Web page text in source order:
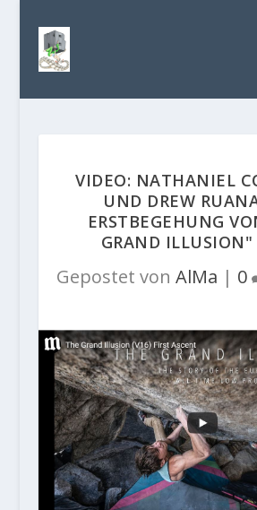
VIDEO: NATHANIEL
UND DREW
ERSTBEGEHUNG
GRAND ILLUSION"
Gepostet von AlMa | 0